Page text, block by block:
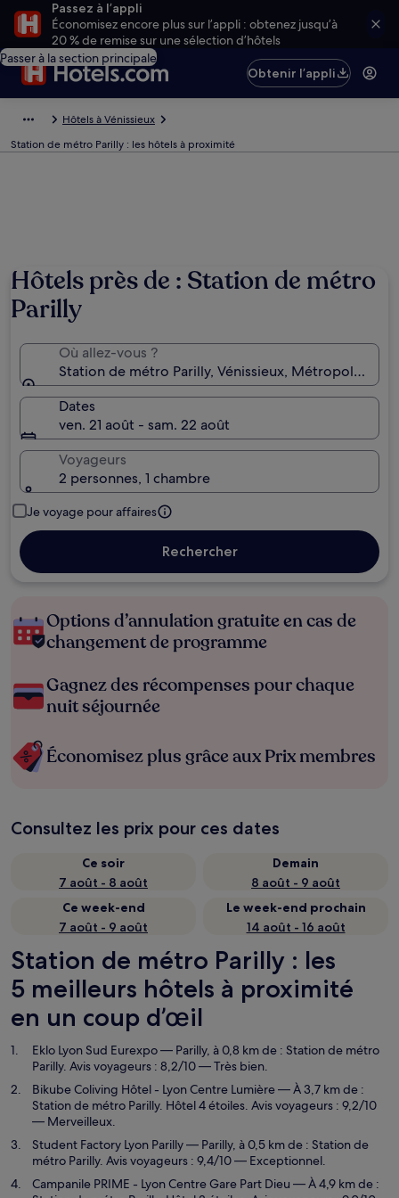
Passez à l’appli
Économisez encore plus sur l’appli : obtenez jusqu’à
20 % de remise sur une sélection d’hôtels
Passer à la section principale
Obtenir l’appli
Hôtels à Vénissieux
Station de métro Parilly : les hôtels à proximité
Hôtels près de : Station de métro
Parilly
Où allez-vous ?
Station de métro Parilly, Vénissieux, Métropole de
Dates
ven. 21 août - sam. 22 août
Voyageurs
2 personnes, 1 chambre
Je voyage pour affaires
Rechercher
Options d’annulation gratuite en cas de
changement de programme
Gagnez des récompenses pour chaque
nuit séjournée
Économisez plus grâce aux Prix membres
Consultez les prix pour ces dates
Ce soir
7 août - 8 août
Demain
8 août - 9 août
Ce week-end
7 août - 9 août
Le week-end prochain
14 août - 16 août
Station de métro Parilly : les
5 meilleurs hôtels à proximité
en un coup d’œil
Eklo Lyon Sud Eurexpo— Parilly, à 0,8 km de : Station de métro
Parilly. Avis voyageurs : 8,2/10 — Très bien.
Bikube Coliving Hôtel - Lyon Centre Lumière— À 3,7 km de :
Station de métro Parilly. Hôtel 4 étoiles. Avis voyageurs : 9,2/10
— Merveilleux.
Student Factory Lyon Parilly— Parilly, à 0,5 km de : Station de
métro Parilly. Avis voyageurs : 9,4/10 — Exceptionnel.
Campanile PRIME - Lyon Centre Gare Part Dieu — À 4,9 km de :